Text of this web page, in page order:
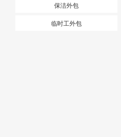
保洁外包
临时工外包